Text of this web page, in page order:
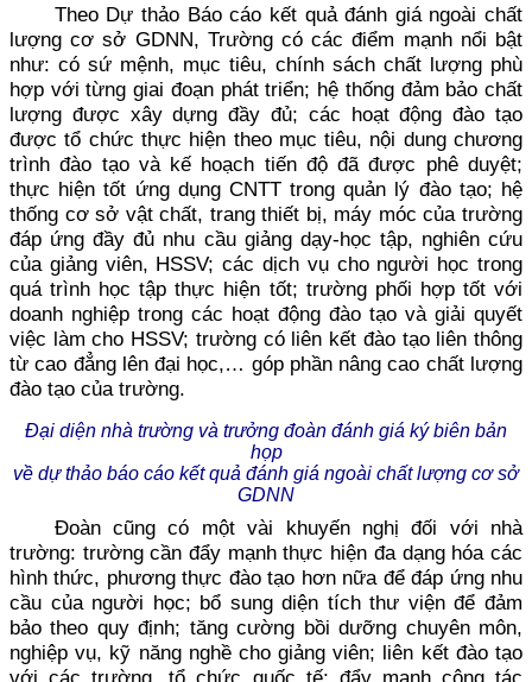
Theo Dự thảo Báo cáo kết quả đánh giá ngoài chất
lượng cơ sở GDNN, Trường có các điểm mạnh nổi bật
như: có sứ mệnh, mục tiêu, chính sách chất lượng phù
hợp với từng giai đoạn phát triển; hệ thống đảm bảo chất
lượng được xây dựng đầy đủ; các hoạt động đào tạo
được tổ chức thực hiện theo mục tiêu, nội dung chương
trình đào tạo và kế hoạch tiến độ đã được phê duyệt;
thực hiện tốt ứng dụng CNTT trong quản lý đào tạo; hệ
thống cơ sở vật chất, trang thiết bị, máy móc của trường
đáp ứng đầy đủ nhu cầu giảng dạy-học tập, nghiên cứu
của giảng viên, HSSV; các dịch vụ cho người học trong
quá trình học tập thực hiện tốt; trường phối hợp tốt với
doanh nghiệp trong các hoạt động đào tạo và giải quyết
việc làm cho HSSV; trường có liên kết đào tạo liên thông
từ cao đẳng lên đại học,… góp phần nâng cao chất lượng
đào tạo của trường.
Đại diện nhà trường và trưởng đoàn đánh giá ký biên bản
họp
về dự thảo báo cáo kết quả đánh giá ngoài chất lượng cơ sở
GDNN
Đoàn cũng có một vài khuyến nghị đối với nhà
trường: trường cần đẩy mạnh thực hiện đa dạng hóa các
hình thức, phương thực đào tạo hơn nữa để đáp ứng nhu
cầu của người học; bổ sung diện tích thư viện để đảm
bảo theo quy định; tăng cường bồi dưỡng chuyên môn,
nghiệp vụ, kỹ năng nghề cho giảng viên; liên kết đào tạo
với các trường, tổ chức quốc tế; đẩy mạnh công tác